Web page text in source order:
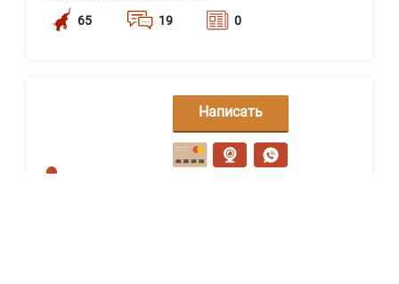
65 19 0
Написать
сообщение